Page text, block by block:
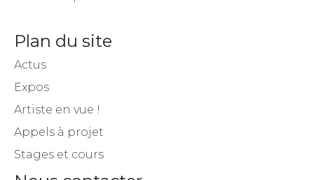
Plan du site
Actus
Expos
Artiste en vue !
Appels à projet
Stages et cours